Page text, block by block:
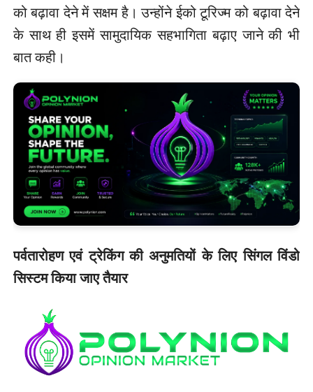
को बढ़ावा देने में सक्षम है। उन्होंने ईको टूरिज्म को बढ़ावा देने
के साथ ही इसमें सामुदायिक सहभागिता बढ़ाए जाने की भी
बात कही।
पर्वतारोहण एवं ट्रेकिंग की अनुमतियों के लिए सिंगल विंडो
सिस्टम किया जाए तैयार